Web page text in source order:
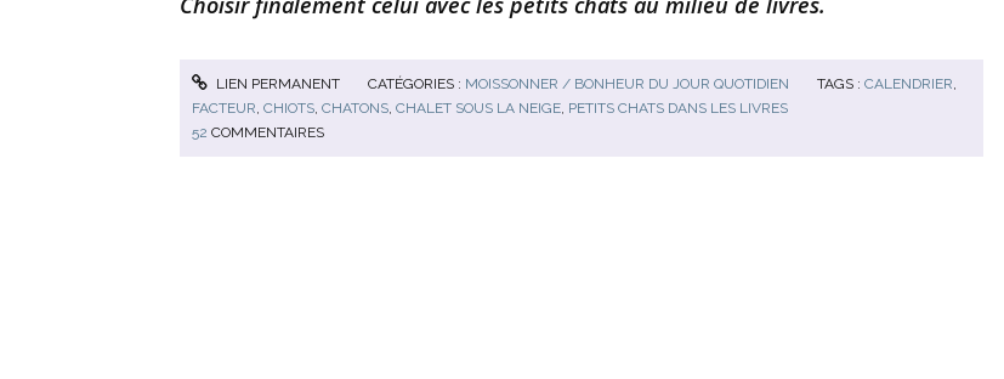
LIEN PERMANENT CATÉGORIES : MOISSONNER / BONHEUR DU JOUR QUOTIDIEN TAGS :CALENDRIER
FACTEUR CHIOTS CHATONS CHALET SOUS LA NEIGE PETITS CHATS DANS LES LIVRES
52 COMMENTAIRES